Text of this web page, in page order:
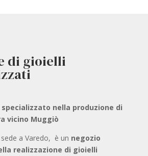
di gioielli
nella produzione di
vicino Muggiò
a Varedo, è un negozio
realizzazione di gioielli